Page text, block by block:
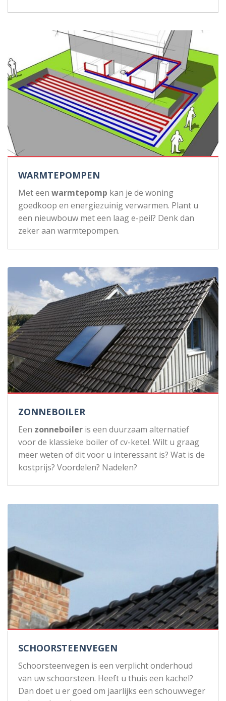
WARMTEPOMPEN
Met een warmtepomp kan je de woning
goedkoop en energiezuinig verwarmen. Plant u
een nieuwbouw met een laag e-peil? Denk dan
zeker aan warmtepompen.
ZONNEBOILER
Een zonneboiler is een duurzaam alternatief
voor de klassieke boiler of cv-ketel. Wilt u graag
meer weten of dit voor u interessant is? Wat is de
kostprijs? Voordelen? Nadelen?
SCHOORSTEENVEGEN
Schoorsteenvegen is een verplicht onderhoud
van uw schoorsteen. Heeft u thuis een kachel?
Dan doet u er goed om jaarlijks een schouwveger